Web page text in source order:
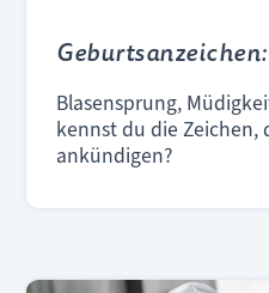
Blasensprung,
kennst du die Zeichen,
ankündigen?